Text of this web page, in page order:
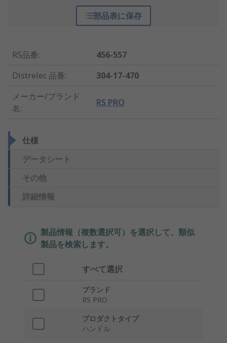
部品表に保存
RS品番:
456-557
Distrelec 品番:
304-17-470
メーカー/ブランド
名:
RS PRO
仕様
データシート
その他
詳細情報
製品情報（複数選択可）を選択して、類似
製品を検索します。
すべて選択
ブランド
RS PRO
プロダクトタイプ
ハンドル